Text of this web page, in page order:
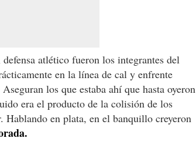
atlético fueron los integrantes del
en la línea de cal y enfrente
los que estaba ahí que hasta oyeron
era el producto de la colisión de los
en plata, en el banquillo creyeron